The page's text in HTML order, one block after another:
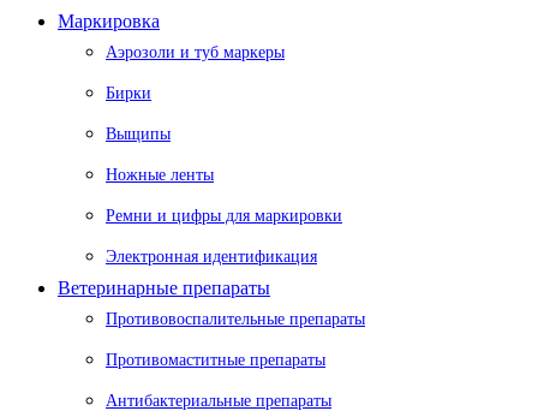
Маркировка
Аэрозоли и туб маркеры
Бирки
Выщипы
Ножные ленты
Ремни и цифры для маркировки
Электронная идентификация
Ветеринарные препараты
Противовоспалительные препараты
Противомаститные препараты
Антибактериальные препараты